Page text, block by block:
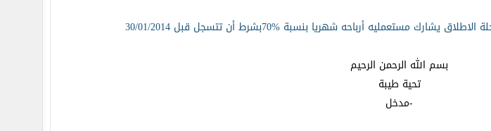
أرباحه شهريا بنسبة %70بشرط أن تتسجل قبل 30/01/2014
بسم الله الرحمن الرحيم
تحية طيبة
-مدخل